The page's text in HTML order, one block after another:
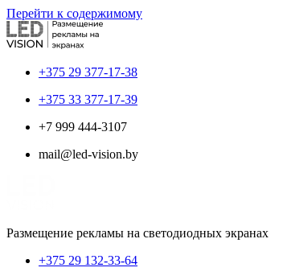
Перейти к содержимому
+375 29 377-17-38
+375 33 377-17-39
+7 999 444-3107
mail@led-vision.by
Размещение рекламы на светодиодных экранах
+375 29 132-33-64